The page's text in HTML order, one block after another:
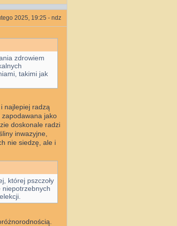
2025, 19:25 - ndz
zdrowiem
takimi jak
najlepiej radzą
jako
doskonale radzi
inwazyjne,
nie siedzę, ale i
której pszczoły